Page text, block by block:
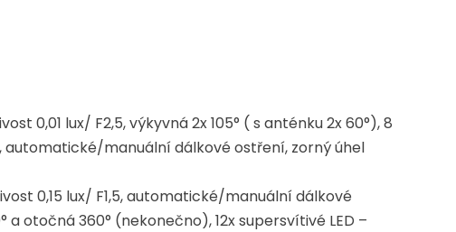
0,01 lux/ F2,5, výkyvná 2x 105° ( s anténku 2x 60°), 8
automatické/manuální dálkové ostření, zorný úhel
0,15 lux/ F1,5, automatické/manuální dálkové
a otočná 360° (nekonečno), 12x supersvítivé LED –